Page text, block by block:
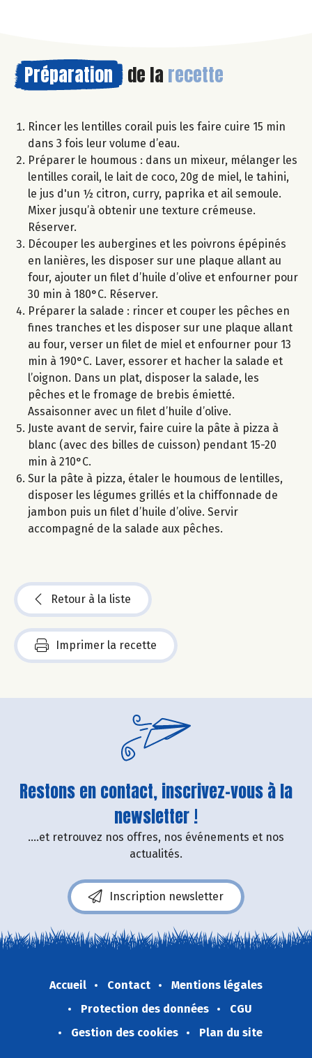
Préparation de la recette
Rincer les lentilles corail puis les faire cuire 15 min
dans 3 fois leur volume d’eau.
Préparer le houmous : dans un mixeur, mélanger les
lentilles corail, le lait de coco, 20g de miel, le tahini,
le jus d'un ½ citron, curry, paprika et ail semoule.
Mixer jusqu’à obtenir une texture crémeuse.
Réserver.
Découper les aubergines et les poivrons épépinés
en lanières, les disposer sur une plaque allant au
four, ajouter un filet d’huile d’olive et enfourner pour
30 min à 180°C. Réserver.
Préparer la salade : rincer et couper les pêches en
fines tranches et les disposer sur une plaque allant
au four, verser un filet de miel et enfourner pour 13
min à 190°C. Laver, essorer et hacher la salade et
l’oignon. Dans un plat, disposer la salade, les
pêches et le fromage de brebis émietté.
Assaisonner avec un filet d’huile d’olive.
Juste avant de servir, faire cuire la pâte à pizza à
blanc (avec des billes de cuisson) pendant 15-20
min à 210°C.
Sur la pâte à pizza, étaler le houmous de lentilles,
disposer les légumes grillés et la chiffonnade de
jambon puis un filet d’huile d’olive. Servir
accompagné de la salade aux pêches.
Retour à la liste
Imprimer la recette
Restons en contact, inscrivez-vous à la
newsletter !
....et retrouvez nos offres, nos événements et nos
actualités.
Inscription newsletter
Accueil Contact
Mentions légales
Protection des données
CGU
Gestion des cookies
Plan du site